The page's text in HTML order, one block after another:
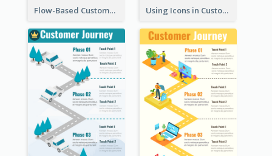
Flow-Based Customer Journey Map Using Icons in Customer Journey Maps